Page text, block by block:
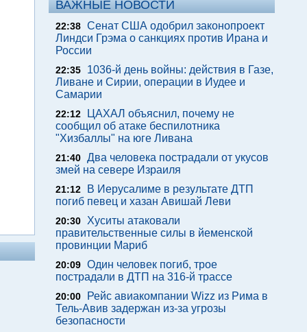
ВАЖНЫЕ НОВОСТИ
22:38 Сенат США одобрил законопроект
Линдси Грэма о санкциях против Ирана и
России
22:35
1036-й день войны: действия в Газе,
Ливане и Сирии, операции в Иудее и
Самарии
22:12
ЦАХАЛ объяснил, почему не
сообщил об атаке беспилотника
"Хизбаллы" на юге Ливана
21:40 Два человека пострадали от укусов
змей на севере Израиля
21:12
В Иерусалиме в результате ДТП
погиб певец и хазан Авишай Леви
20:30
Хуситы атаковали
правительственные силы в йеменской
провинции Мариб
20:09 Один человек погиб, трое
пострадали в ДТП на 316-й трассе
20:00
Рейс авиакомпании Wizz из Рима в
Тель-Авив задержан из-за угрозы
безопасности